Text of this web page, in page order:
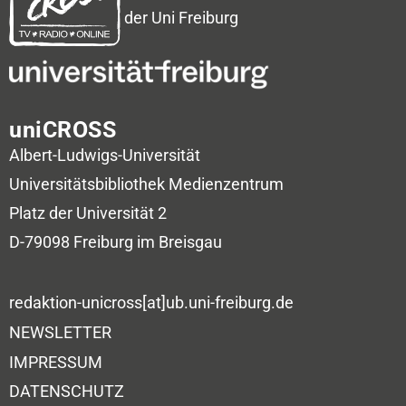
der Uni Freiburg
uniCROSS
Albert-Ludwigs-Universität
Universitätsbibliothek Medienzentrum
Platz der Universität 2
D-79098 Freiburg im Breisgau
redaktion-unicross[at]ub.uni-freiburg.de
NEWSLETTER
IMPRESSUM
DATENSCHUTZ